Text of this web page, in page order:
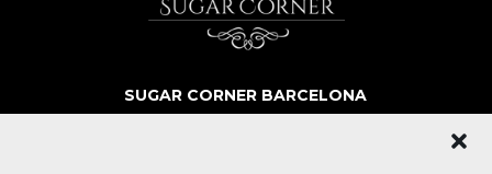
SUGAR CORNER BARCELONA